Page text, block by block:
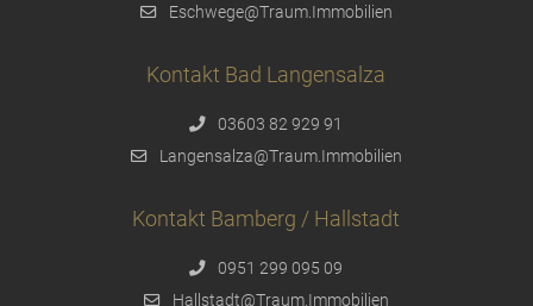
Eschwege@Traum.Immobilien
Kontakt Bad Langensalza
03603 82 929 91
Langensalza@Traum.Immobilien
Kontakt Bamberg / Hallstadt
0951 299 095 09
Hallstadt@Traum.Immobilien